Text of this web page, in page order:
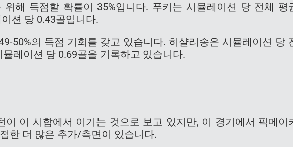
해 득점할 확률이 35%입니다. 푸키는 시뮬레이션 당 전체 평
션 당 0.43골입니다.
50%의 득점 기회를 갖고 있습니다. 히샬리송은 시뮬레이션 당
레이션 당 0.69골을 기록하고 있습니다.
이 이 시합에서 이기는 것으로 보고 있지만, 이 경기에서 픽메이
한 더 많은 추가/측면이 있습니다.